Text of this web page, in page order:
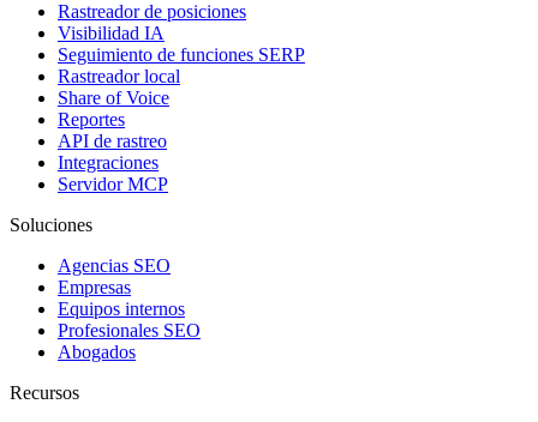
Rastreador de posiciones
Visibilidad IA
Seguimiento de funciones SERP
Rastreador local
Share of Voice
Reportes
API de rastreo
Integraciones
Servidor MCP
Soluciones
Agencias SEO
Empresas
Equipos internos
Profesionales SEO
Abogados
Recursos